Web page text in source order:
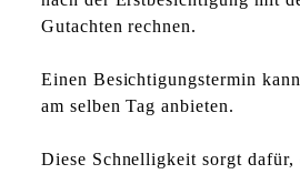
Gutachten rechnen.
Einen Besichtigungstermin
am selben Tag anbieten.
Diese Schnelligkeit sorgt dafür,